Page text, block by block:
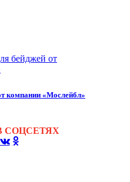
компании «Мослейбл»
СОЦСЕТЯХ